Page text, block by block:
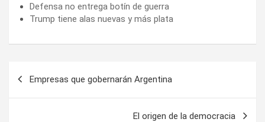
Defensa no entrega botín de guerra
Trump tiene alas nuevas y más plata
Empresas que gobernarán Argentina
El origen de la democracia